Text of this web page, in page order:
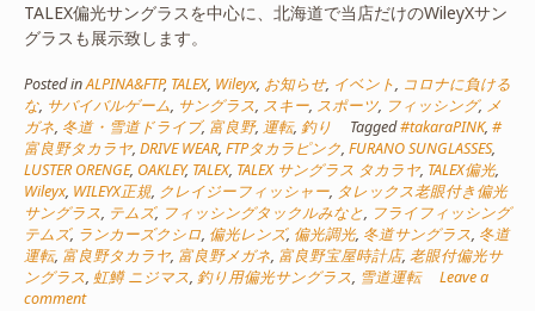
TALEX偏光サングラスを中心に、北海道で当店だけのWileyXサン
グラスも展示致します。
Posted inALPINA&FTP, TALEX, Wileyx, お知らせ, イベント, コロナに負ける
な, サバイバルゲーム, サングラス, スキー, スポーツ, フィッシング, メ
ガネ, 冬道・雪道ドライブ, 富良野, 運転, 釣り Tagged#takaraPINK, #
富良野タカラヤ, DRIVE WEAR, FTPタカラピンク, FURANO SUNGLASSES,
LUSTER ORENGE, OAKLEY, TALEX, TALEX サングラス タカラヤ, TALEX偏光,
Wileyx, WILEYX正規, クレイジーフィッシャー, タレックス老眼付き偏光
サングラス, テムズ, フィッシングタックルみなと, フライフィッシング
テムズ, ランカーズクシロ, 偏光レンズ, 偏光調光, 冬道サングラス, 冬道
運転, 富良野タカラヤ, 富良野メガネ, 富良野宝屋時計店, 老眼付偏光サ
ングラス, 虹鱒 ニジマス, 釣り用偏光サングラス, 雪道運転
Leave a
comment